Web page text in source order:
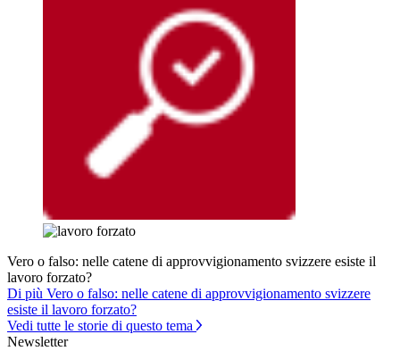
Vero o falso: nelle catene di approvvigionamento svizzere esiste il
lavoro forzato?
Di più Vero o falso: nelle catene di approvvigionamento svizzere
esiste il lavoro forzato?
Vedi tutte le storie di questo tema
Newsletter